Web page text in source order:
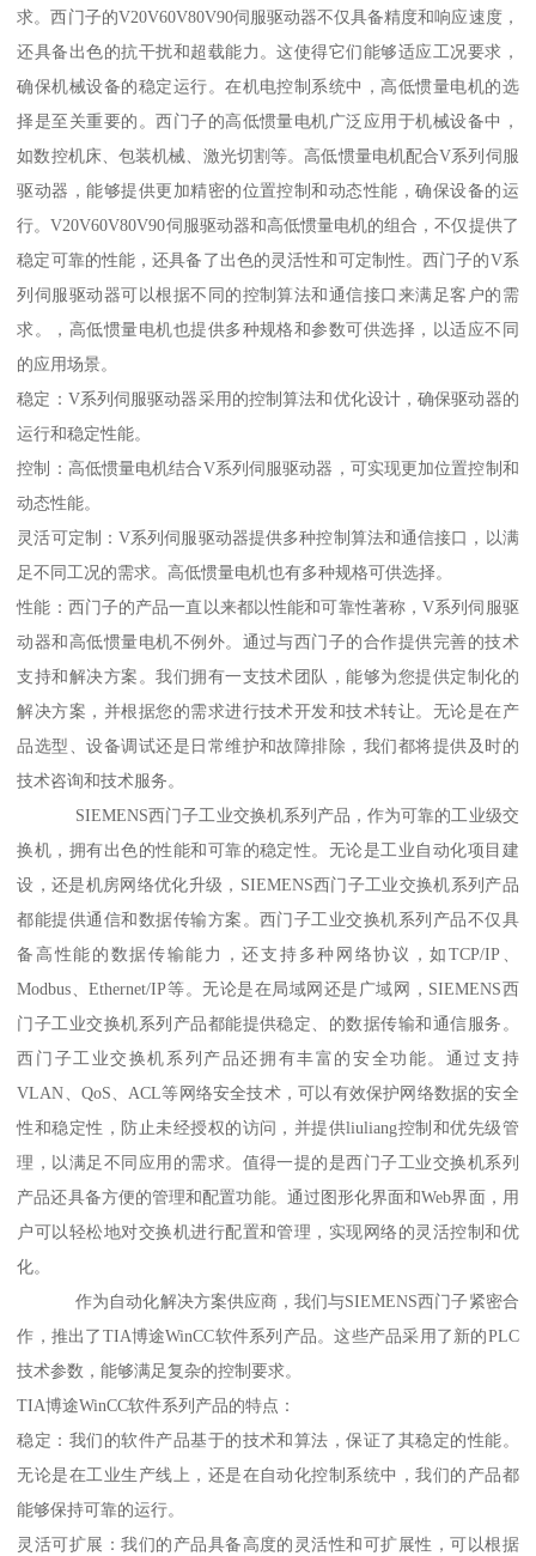
求。西门子的V20V60V80V90伺服驱动器不仅具备精度和响应速度，
还具备出色的抗干扰和超载能力。这使得它们能够适应工况要求，
确保机械设备的稳定运行。在机电控制系统中，高低惯量电机的选
择是至关重要的。西门子的高低惯量电机广泛应用于机械设备中，
如数控机床、包装机械、激光切割等。高低惯量电机配合V系列伺服
驱动器，能够提供更加精密的位置控制和动态性能，确保设备的运
行。V20V60V80V90伺服驱动器和高低惯量电机的组合，不仅提供了
稳定可靠的性能，还具备了出色的灵活性和可定制性。西门子的V系
列伺服驱动器可以根据不同的控制算法和通信接口来满足客户的需
求。，高低惯量电机也提供多种规格和参数可供选择，以适应不同
的应用场景。
稳定：V系列伺服驱动器采用的控制算法和优化设计，确保驱动器的
运行和稳定性能。
控制：高低惯量电机结合V系列伺服驱动器，可实现更加位置控制和
动态性能。
灵活可定制：V系列伺服驱动器提供多种控制算法和通信接口，以满
足不同工况的需求。高低惯量电机也有多种规格可供选择。
性能：西门子的产品一直以来都以性能和可靠性著称，V系列伺服驱
动器和高低惯量电机不例外。通过与西门子的合作提供完善的技术
支持和解决方案。我们拥有一支技术团队，能够为您提供定制化的
解决方案，并根据您的需求进行技术开发和技术转让。无论是在产
品选型、设备调试还是日常维护和故障排除，我们都将提供及时的
技术咨询和技术服务。
SIEMENS西门子工业交换机系列产品，作为可靠的工业级交
换机，拥有出色的性能和可靠的稳定性。无论是工业自动化项目建
设，还是机房网络优化升级，SIEMENS西门子工业交换机系列产品
都能提供通信和数据传输方案。西门子工业交换机系列产品不仅具
备高性能的数据传输能力，还支持多种网络协议，如TCP/IP、
Modbus、Ethernet/IP等。无论是在局域网还是广域网，SIEMENS西
门子工业交换机系列产品都能提供稳定、的数据传输和通信服务。
西门子工业交换机系列产品还拥有丰富的安全功能。通过支持
VLAN、QoS、ACL等网络安全技术，可以有效保护网络数据的安全
性和稳定性，防止未经授权的访问，并提供liuliang控制和优先级管
理，以满足不同应用的需求。值得一提的是西门子工业交换机系列
产品还具备方便的管理和配置功能。通过图形化界面和Web界面，用
户可以轻松地对交换机进行配置和管理，实现网络的灵活控制和优
化。
作为自动化解决方案供应商，我们与SIEMENS西门子紧密合
作，推出了TIA博途WinCC软件系列产品。这些产品采用了新的PLC
技术参数，能够满足复杂的控制要求。
TIA博途WinCC软件系列产品的特点：
稳定：我们的软件产品基于的技术和算法，保证了其稳定的性能。
无论是在工业生产线上，还是在自动化控制系统中，我们的产品都
能够保持可靠的运行。
灵活可扩展：我们的产品具备高度的灵活性和可扩展性，可以根据